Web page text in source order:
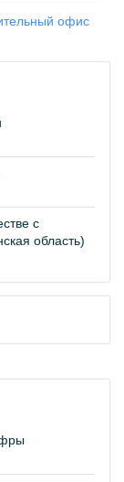
офис
с
область)